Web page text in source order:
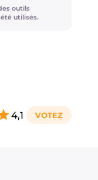
outils
utilisés.
4,1